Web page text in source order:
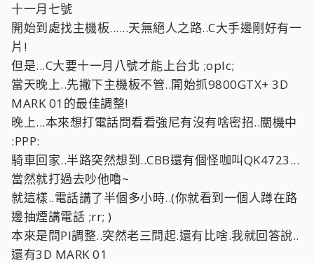
十一月七號
開始到處找主機板......天無絕人之路..C大手邊剛好有一
片!
但是...C大要十一月八號才能上台北 ;oplc;
當天晚上..先撇下主機板不管..開始抓9800GTX+ 3D
MARK 01的最佳調整!
晚上...本來想打電話問看看強尼有沒有啥密招..關機中
:PPP:
騎車回家..半路突然想到..CBB還有個怪咖叫QK4723...
當然就打過去吵他嚕~
就這樣..電話講了半個多小時..(你就看到一個人蹲在路
邊抽煙講電話 ;rr; )
本來是問PI調整..突然老三問起.還有比啥.我就回答說..
還有3D MARK 01